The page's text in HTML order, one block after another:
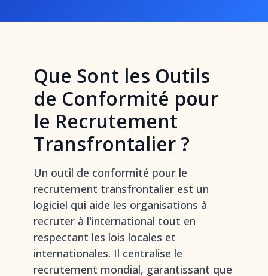
Que Sont les Outils
de Conformité pour
le Recrutement
Transfrontalier ?
Un outil de conformité pour le
recrutement transfrontalier est un
logiciel qui aide les organisations à
recruter à l'international tout en
respectant les lois locales et
internationales. Il centralise le
recrutement mondial, garantissant que